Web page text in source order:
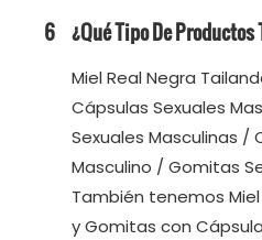
6 ¿Qué Tipo De
Miel Real Negra
Cápsulas Sexuales
Sexuales Masculinas /
Masculino / Gomitas
También tenemos
y Gomitas con